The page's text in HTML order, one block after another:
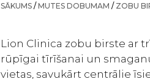
SĀKUMS /MUTES DOBUMAM / ZOBU
Lion Clinica zobu birste ar
rūpīgai tīrīšanai un
vietas, savukārt centrālie